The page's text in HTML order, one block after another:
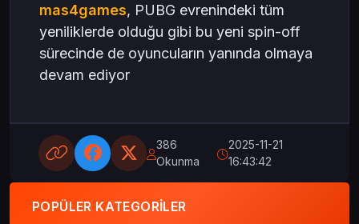
mas4games, PUBG evrenindeki tüm
yeniliklerde olduğu gibi bu yeni spin-off
sürecinde de oyuncuların yanında olmaya
devam ediyor
386
Okunma
2025-11-21
16:43:42
POPÜLER KATEGORILER